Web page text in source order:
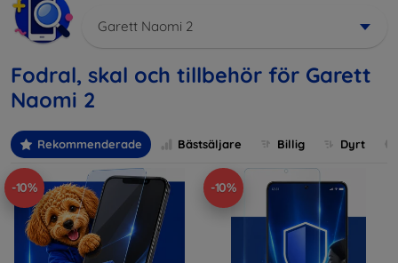
Garett Naomi 2
Fodral, skal och tillbehör för Garett
Naomi 2
Rekommenderade Bästsäljare Billig Dyrt
-10% -10%